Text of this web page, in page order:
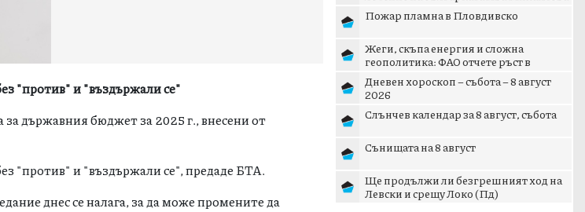
"против" и "въздържали се"
държавния бюджет за 2025 г., внесени от
"против" и "въздържали се", предаде БТА.
днес се налага, за да може промените да
Пожар пламна в Пловдивско
Жеги, скъпа енергия и сложна
геополитика: ФАО отчете ръст в
световните цени на храните
Дневен хороскоп – събота – 8 август
2026
Слънчев календар за 8 август, събота
Сънищата на 8 август
Ще продължи ли безгрешният ход на
Левски и срещу Локо (Пд)